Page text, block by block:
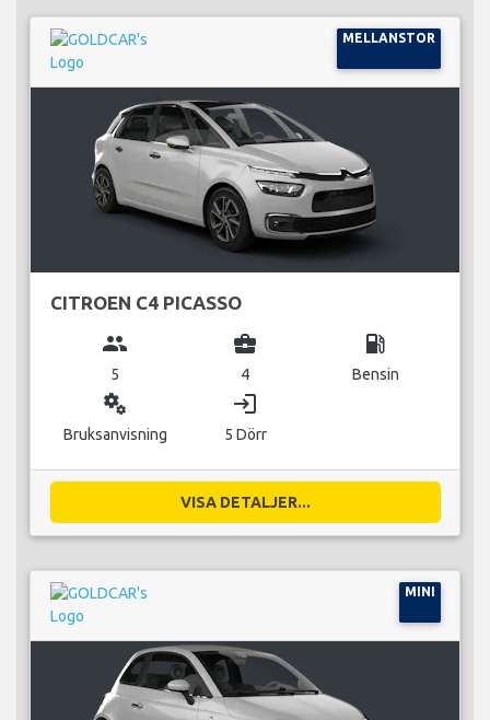
MELLANSTOR
CITROEN C4 PICASSO
group
5
business_center
4
local_gas_station
Bensin
miscellaneous_services
Bruksanvisning
login
5 Dörr
VISA DETALJER...
MINI